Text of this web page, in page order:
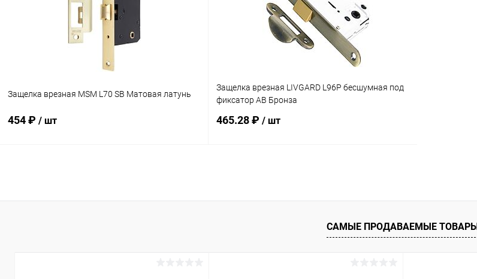
В избранное В наличии
Защелка врезная MSM L70 SB Матовая латунь
454 ₽ / шт
Купить в 1 клик Сравнение
Защелка врезная LIVGARD L96P бесшумная под
фиксатор AB Бронза
465.28 ₽ / шт
Купить в 1 клик Сравнение
В наличии
САМЫЕ ПРОДАВАЕМЫЕ ТОВАРЫ